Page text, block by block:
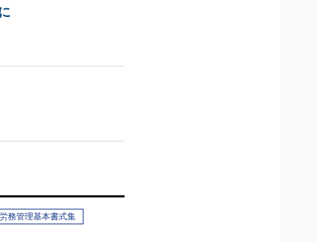
務管理基本書式集